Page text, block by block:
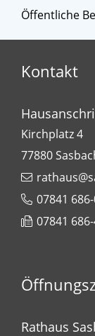
Öffentliche
Kontakt
Kirchplatz 4
77880
07841
07841
Rathaus